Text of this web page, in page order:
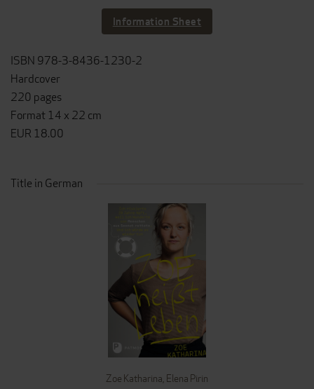
Information Sheet
ISBN 978-3-8436-1230-2
Hardcover
220 pages
Format 14 x 22 cm
EUR 18.00
Title in German
Zoe Katharina, Elena Pirin